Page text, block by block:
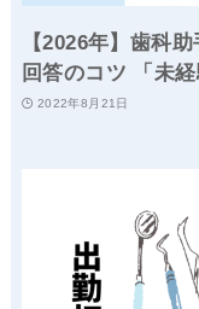
【2026年】歯科
回答のコツ 「未
2022年8月21日